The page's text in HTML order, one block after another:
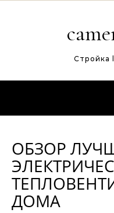
Стройка
ОБЗОР
ДОМА